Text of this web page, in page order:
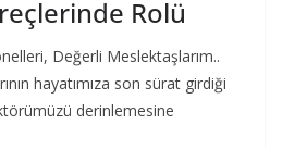
Rolü
Değerli Meslektaşlarım..
hayatımıza son sürat girdiği
derinlemesine